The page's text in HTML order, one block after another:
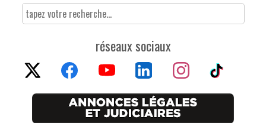
réseaux sociaux